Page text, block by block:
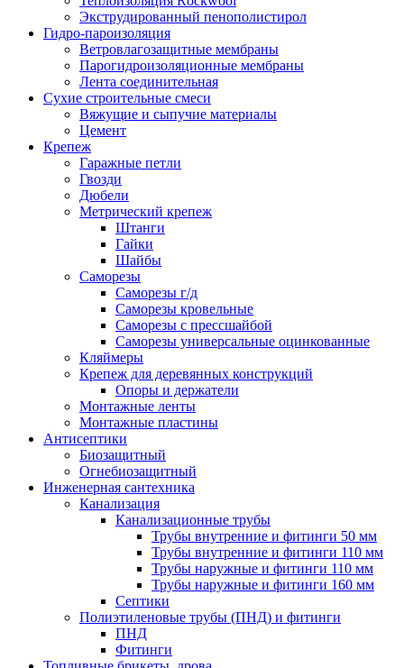
Экструдированный пенополистирол
Гидро-пароизоляция
Ветровлагозащитные мембраны
Парогидроизоляционные мембраны
Лента соединительная
Сухие строительные смеси
Вяжущие и сыпучие материалы
Цемент
Крепеж
Гаражные петли
Гвозди
Дюбели
Метрический крепеж
Штанги
Гайки
Шайбы
Саморезы
Саморезы г/д
Саморезы кровельные
Саморезы с прессшайбой
Саморезы универсальные оцинкованные
Кляймеры
Крепеж для деревянных конструкций
Опоры и держатели
Монтажные ленты
Монтажные пластины
Антисептики
Биозащитный
Огнебиозащитный
Инженерная сантехника
Канализация
Канализационные трубы
Трубы внутренние и фитинги 50 мм
Трубы внутренние и фитинги 110 мм
Трубы наружные и фитинги 110 мм
Трубы наружные и фитинги 160 мм
Септики
Полиэтиленовые трубы (ПНД) и фитинги
ПНД
Фитинги